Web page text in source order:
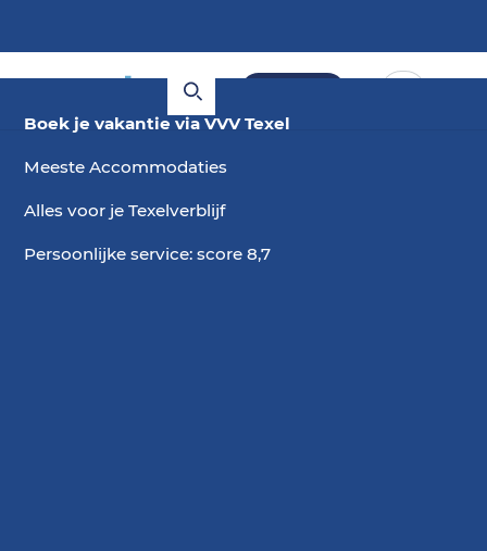
Boek je vakantie via VVV Texel
Meeste Accommodaties
Alles voor je Texelverblijf
Persoonlijke service: score 8,7